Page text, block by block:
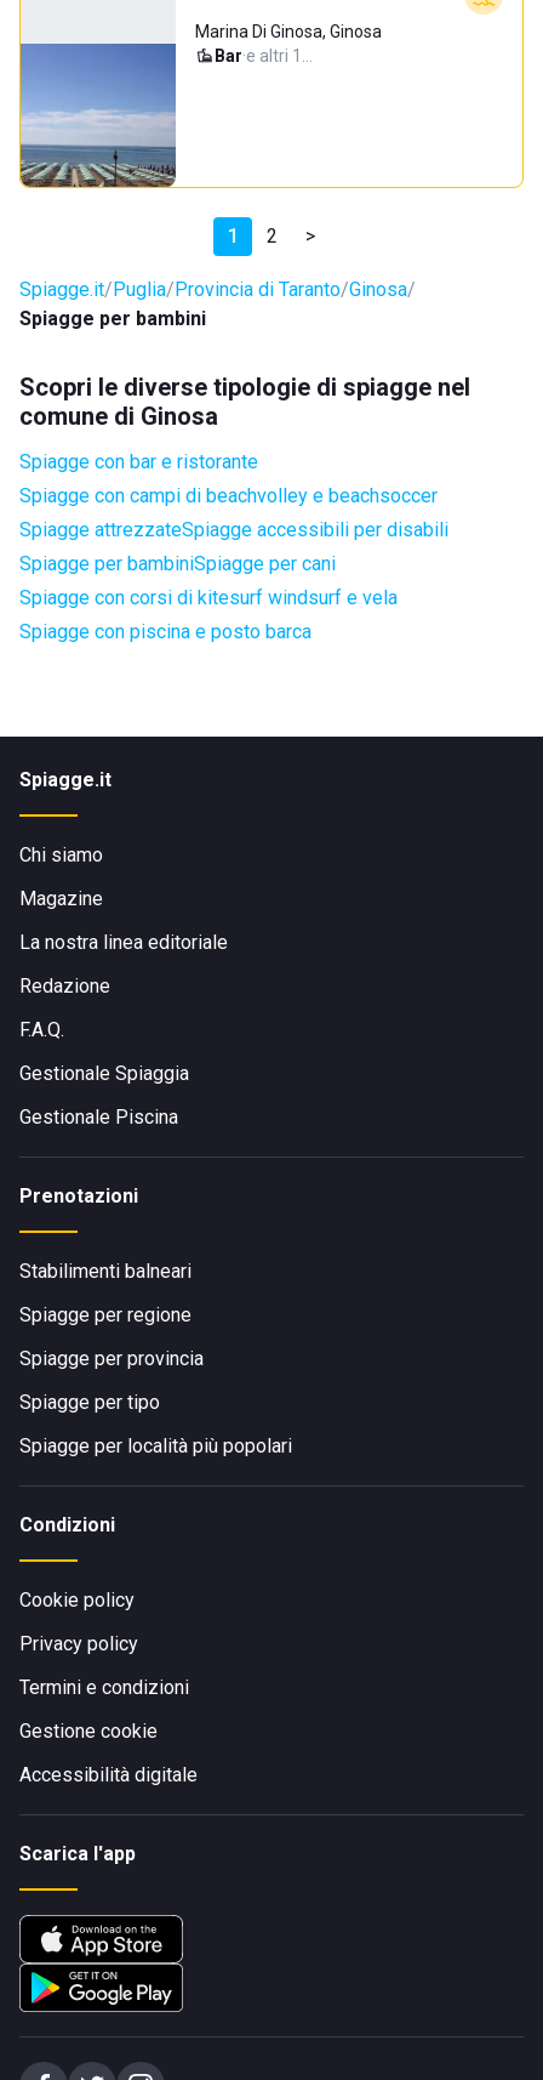
Marina Di Ginosa, Ginosa
Bar·e altri 1…
1 2 >
Spiagge.it Puglia Provincia di Taranto Ginosa
Spiagge per bambini
Scopri le diverse tipologie di spiagge nel
comune di Ginosa
Spiagge con bar e ristorante
Spiagge con campi di beachvolley e beachsoccer
Spiagge attrezzateSpiagge accessibili per disabili
Spiagge per bambiniSpiagge per cani
Spiagge con corsi di kitesurf windsurf e vela
Spiagge con piscina e posto barca
Spiagge.it
Chi siamo
Magazine
La nostra linea editoriale
Redazione
F.A.Q.
Gestionale Spiaggia
Gestionale Piscina
Prenotazioni
Stabilimenti balneari
Spiagge per regione
Spiagge per provincia
Spiagge per tipo
Spiagge per località più popolari
Condizioni
Cookie policy
Privacy policy
Termini e condizioni
Gestione cookie
Accessibilità digitale
Scarica l'app